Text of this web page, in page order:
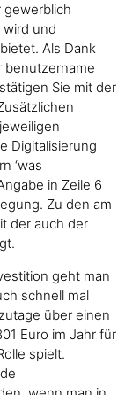
gewerblich
und
Als Dank
benutzername
Sie mit der
Digitalisierung
‘was
in Zeile 6
Zu den am
der auch der
geht man
schnell mal
über einen
Euro im Jahr für
spielt.